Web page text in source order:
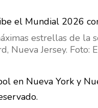
estrellas de
Nueva Jersey. Foto:
en Nueva York y